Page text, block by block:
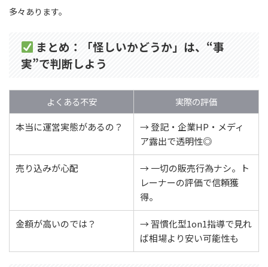
多々あります。
まとめ：「怪しいかどうか」は、“事
実”で判断しよう
よくある不安
実際の評価
本当に運営実態があるの？
→ 登記・企業HP・メディ
ア露出で透明性◎
売り込みが心配
→ 一切の販売行為ナシ。ト
レーナーの評価で信頼獲
得。
金額が高いのでは？
→ 習慣化型1on1指導で見れ
ば相場より安い可能性も